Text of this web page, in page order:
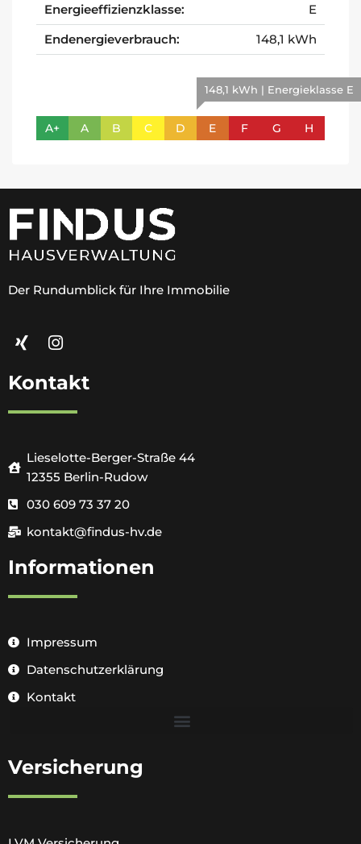
Energieeffizienzklasse:
E
Endenergieverbrauch:
148,1 kWh
A+ A B C D
148,1 kWh | Energieklasse E
E F G H
Der Rundumblick für Ihre Immobilie
Kontakt
Lieselotte-Berger-Straße 44
12355 Berlin-Rudow
030 609 73 37 20
kontakt@findus-hv.de
Informationen
Impressum
Datenschutzerklärung
Kontakt
Versicherung